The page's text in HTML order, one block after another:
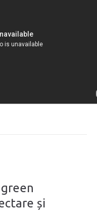
și